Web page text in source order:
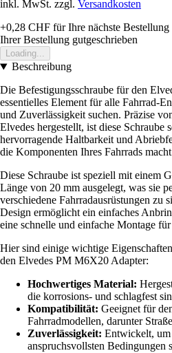
inkl. MwSt. zzgl. Versandkosten
+0,28 CHF für Ihre nächste Bestellung
Ihrer Bestellung gutgeschrieben
Loading...
Beschreibung
Die Befestigungsschraube für den
essentielles Element für alle Fahrrad-
und Zuverlässigkeit suchen. Präzise
Elvedes hergestellt, ist diese Schraube
hervorragende Haltbarkeit und
die Komponenten Ihres Fahrrads
Diese Schraube ist speziell mit einem
Länge von 20 mm ausgelegt, was sie
verschiedene Fahrradausrüstungen zu
Design ermöglicht ein einfaches
eine schnelle und einfache Montage
Hier sind einige wichtige
den Elvedes PM M6X20 Adapter:
Hochwertiges Material:
die korrosions- und schlagfest
Kompatibilität: Geeignet für
Fahrradmodellen, darunter
Zuverlässigkeit: Entwickelt, um
anspruchsvollsten Bedingungen